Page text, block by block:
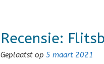
Recensie:
Geplaatst op 5 maart 2021